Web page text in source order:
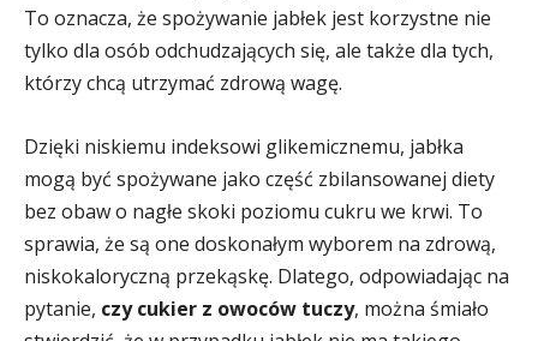
To oznacza, że spożywanie jabłek jest korzystne nie
tylko dla osób odchudzających się, ale także dla tych,
którzy chcą utrzymać zdrową wagę.
Dzięki niskiemu indeksowi glikemicznemu, jabłka
mogą być spożywane jako część zbilansowanej diety
bez obaw o nagłe skoki poziomu cukru we krwi. To
sprawia, że są one doskonałym wyborem na zdrową,
niskokaloryczną przekąskę. Dlatego, odpowiadając na
pytanie, czy cukier z owoców tuczy, można śmiało